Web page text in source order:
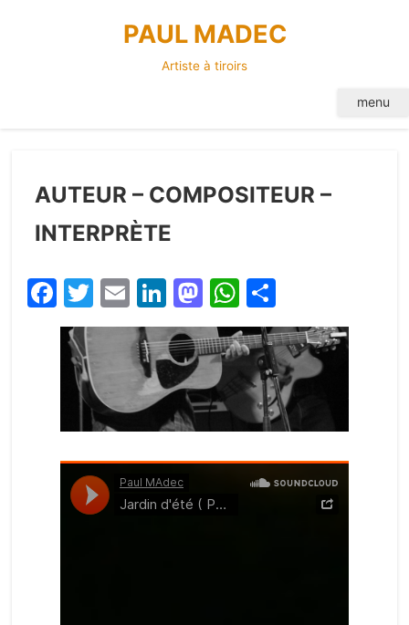
PAUL MADEC
Artiste à tiroirs
menu
AUTEUR – COMPOSITEUR –
INTERPRÈTE
Facebook
Twitter
EmailLinkedIn
Mastodon
WhatsApp